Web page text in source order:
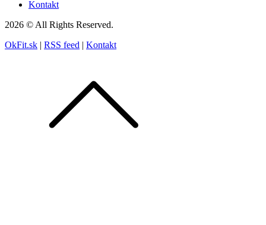
Kontakt
2026 © All Rights Reserved.
OkFit.sk | RSS feed | Kontakt